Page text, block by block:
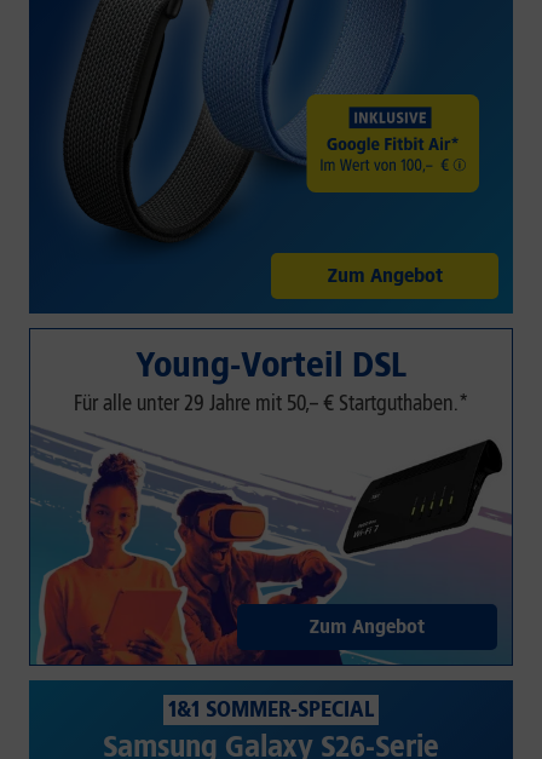
Zum Angebot
Young-Vorteil DSL
Für alle unter 29 Jahre mit 50,– € Startguthaben.*
Zum Angebot
1&1 SOMMER-SPECIAL
Samsung Galaxy S26-Serie